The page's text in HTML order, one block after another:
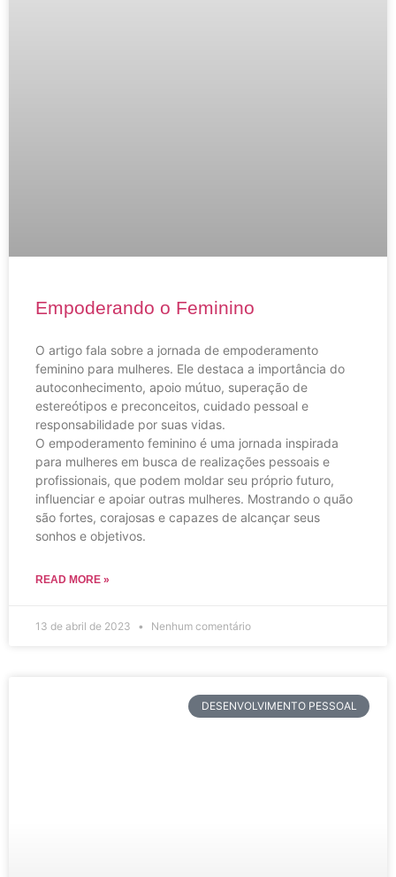
Empoderando o Feminino
O artigo fala sobre a jornada de empoderamento
feminino para mulheres. Ele destaca a importância do
autoconhecimento, apoio mútuo, superação de
estereótipos e preconceitos, cuidado pessoal e
responsabilidade por suas vidas.
O empoderamento feminino é uma jornada inspirada
para mulheres em busca de realizações pessoais e
profissionais, que podem moldar seu próprio futuro,
influenciar e apoiar outras mulheres. Mostrando o quão
são fortes, corajosas e capazes de alcançar seus
sonhos e objetivos.
READ MORE »
13 de abril de 2023 Nenhum comentário
DESENVOLVIMENTO PESSOAL